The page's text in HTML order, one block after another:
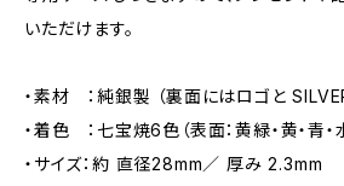
いただけます。
・素材 ：純銀製 （裏面にはロゴと
・着色 ：七宝焼6色（表面：黄緑・黄・青・
・サイズ：約 直径28mm／ 厚み 2.3mm